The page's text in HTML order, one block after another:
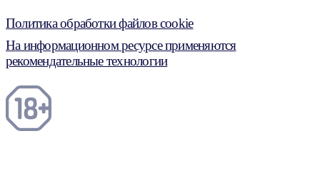
Политика обработки файлов cookie
На информационном ресурсе применяются
рекомендательные технологии